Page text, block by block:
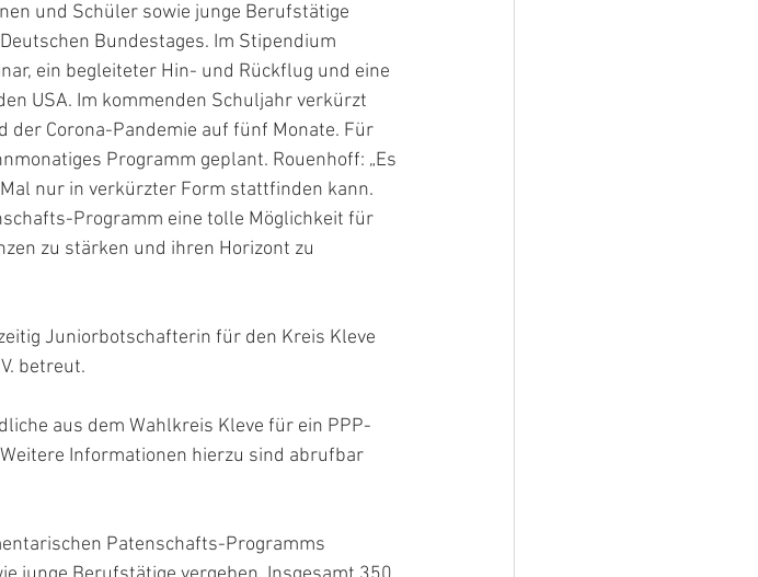
und Schüler sowie junge Berufstätige
Bundestages. Im Stipendium
ein begleiteter Hin- und Rückflug und eine
USA. Im kommenden Schuljahr verkürzt
Corona-Pandemie auf fünf Monate. Für
Programm geplant. Rouenhoff: „Es
nur in verkürzter Form stattfinden kann.
Programm eine tolle Möglichkeit für
zu stärken und ihren Horizont zu
Juniorbotschafterin für den Kreis Kleve
betreut.
aus dem Wahlkreis Kleve für ein PPP-
Informationen hierzu sind abrufbar
Patenschafts-Programms